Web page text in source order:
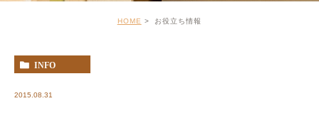
HOME お役立ち情報
INFO
2015.08.31